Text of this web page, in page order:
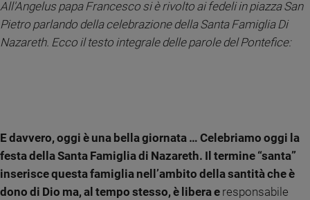
del
giorno
Creato
Volontariato
Diritti
Aziende
All'Angelus papa Francesco si è rivolto ai fedeli in piazza San
Pietro parlando della celebrazione della Santa Famiglia Di
Nazareth. Ecco il testo integrale delle parole del Pontefice:
E davvero, oggi è una bella giornata … Celebriamo oggi la
festa della Santa Famiglia di Nazareth. Il termine “santa”
inserisce questa famiglia nell’ambito della santità che è
dono di Dio ma, al tempo stesso, è libera e responsabile